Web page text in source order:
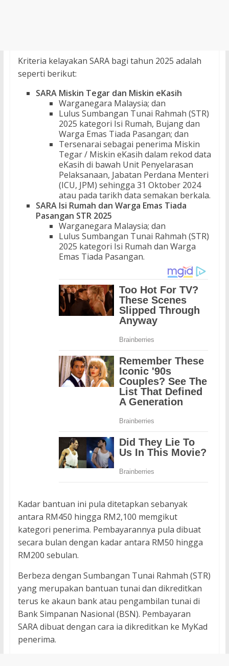
Kriteria kelayakan SARA bagi tahun 2025 adalah
seperti berikut:
SARA Miskin Tegar dan Miskin eKasih
Warganegara Malaysia; dan
Lulus Sumbangan Tunai Rahmah (STR)
2025 kategori Isi Rumah, Bujang dan
Warga Emas Tiada Pasangan; dan
Tersenarai sebagai penerima Miskin
Tegar / Miskin eKasih dalam rekod data
eKasih di bawah Unit Penyelarasan
Pelaksanaan, Jabatan Perdana Menteri
(ICU, JPM) sehingga 31 Oktober 2024
atau pada tarikh data semakan berkala.
SARA Isi Rumah dan Warga Emas Tiada
Pasangan STR 2025
Warganegara Malaysia; dan
Lulus Sumbangan Tunai Rahmah (STR)
2025 kategori Isi Rumah dan Warga
Emas Tiada Pasangan.
Kadar bantuan ini pula ditetapkan sebanyak
antara RM450 hingga RM2,100 memgikut
kategori penerima. Pembayarannya pula dibuat
secara bulan dengan kadar antara RM50 hingga
RM200 sebulan.
Berbeza dengan Sumbangan Tunai Rahmah (STR)
yang merupakan bantuan tunai dan dikreditkan
terus ke akaun bank atau pengambilan tunai di
Bank Simpanan Nasional (BSN). Pembayaran
SARA dibuat dengan cara ia dikreditkan ke MyKad
penerima.